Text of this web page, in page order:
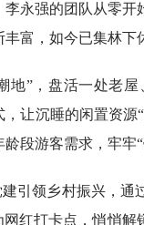
李永强的团队从零
富，如今已集林下
地”，盘活一处老
，让沉睡的闲置资
段游客需求，牢牢“
引领乡村振兴，通
网红打卡点，悄悄